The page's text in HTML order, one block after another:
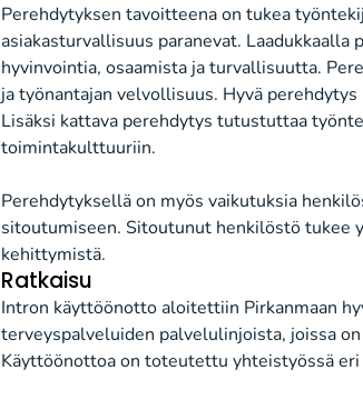
Perehdytyksen tavoitteena on tukea
asiakasturvallisuus paranevat.
hyvinvointia, osaamista ja turvallisuutta.
ja työnantajan velvollisuus. Hyvä
Lisäksi kattava perehdytys tutustuttaa
toimintakulttuuriin.
Perehdytyksellä on myös vaikutuksia
sitoutumiseen. Sitoutunut henkilöstö tukee
kehittymistä.
Ratkaisu
Intron käyttöönotto aloitettiin Pirkanmaan
terveyspalveluiden palvelulinjoista, joissa
Käyttöönottoa on toteutettu yhteistyössä